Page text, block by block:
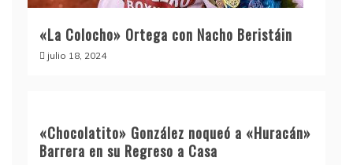
«La Colocho» Ortega con Nacho Beristáin
julio 18, 2024
«Chocolatito» González noqueó a «Huracán»
Barrera en su Regreso a Casa